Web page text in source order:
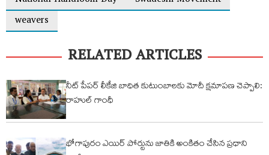
weavers
RELATED ARTICLES
నీట్ పేపర్ లీకేజి బాధిత కుటుంబాలకు మోదీ క్షమాపణ చెప్పాలి:
రాహుల్ గాంధీ
భోగాపురం ఎయిర్ పోర్టును జాతికి అంకితం చేసిన ప్రధాని